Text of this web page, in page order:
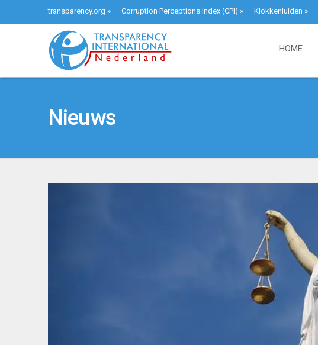
transparency.org » Corruption Perceptions Index (CPI) » Klokkenluiden »
HOME
Nieuws